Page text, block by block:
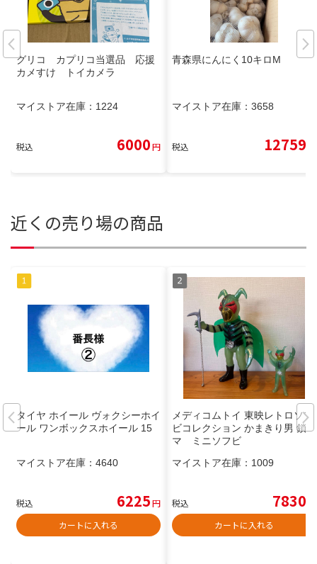
グリコ カプリコ当選品 応援
カメすけ トイカメラ
マイストア在庫： 1224
税込 6000円
青森県にんにく10キロM
マイストア在庫： 3658
税込 12759
近くの売り場の商品
タイヤ ホイール ヴォクシーホイ
ール ワンボックスホイール 15
マイストア在庫： 4640
税込 6225円
カートに入れる
メディコムトイ 東映レトロソフ
ビコレクション かまきり男 鎖カ
マ ミニソフビ
マイストア在庫： 1009
税込 7830
カートに入れる